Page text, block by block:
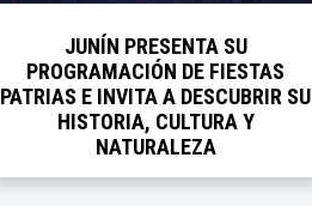
JUNÍN PRESENTA SU
PROGRAMACIÓN DE FIESTAS
PATRIAS E INVITA A DESCUBRIR SU
HISTORIA, CULTURA Y
NATURALEZA